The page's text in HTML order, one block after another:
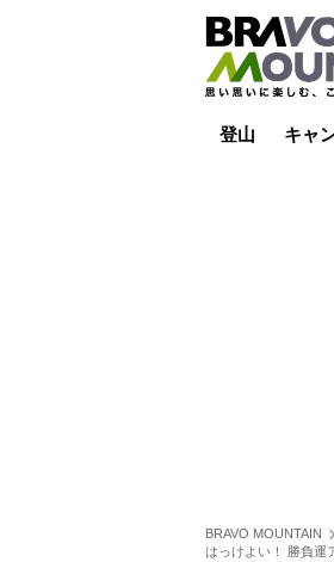
登山 キャ
BRAVO MOUNTAIN
はっけよい！ 勝負運